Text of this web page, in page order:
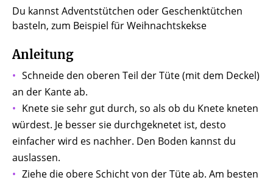
Du kannst Adventstütchen oder Geschenktütchen
basteln, zum Beispiel für Weihnachtskekse
Anleitung
Schneide den oberen Teil der Tüte (mit dem Deckel)
an der Kante ab.
Knete sie sehr gut durch, so als ob du Knete kneten
würdest. Je besser sie durchgeknetet ist, desto
einfacher wird es nachher. Den Boden kannst du
auslassen.
Ziehe die obere Schicht von der Tüte ab. Am besten